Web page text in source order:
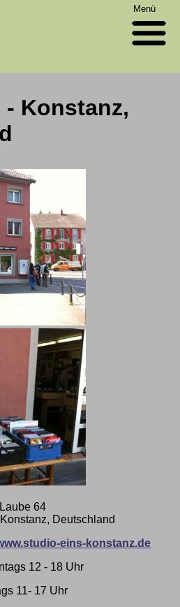
Menü
Konstanz,
64
Deutschland
eins-konstanz.de
12 - 18 Uhr
11- 17 Uhr